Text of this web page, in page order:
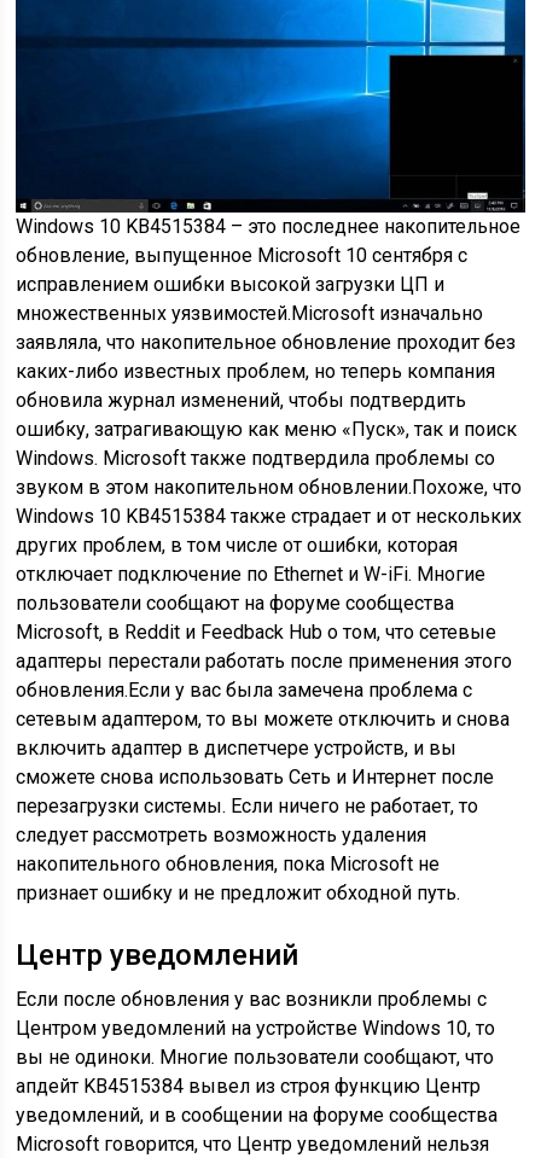
Windows 10 KB4515384 – это последнее накопительное
обновление, выпущенное Microsoft 10 сентября с
исправлением ошибки высокой загрузки ЦП и
множественных уязвимостей.Microsoft изначально
заявляла, что накопительное обновление проходит без
каких-либо известных проблем, но теперь компания
обновила журнал изменений, чтобы подтвердить
ошибку, затрагивающую как меню «Пуск», так и поиск
Windows. Microsoft также подтвердила проблемы со
звуком в этом накопительном обновлении.Похоже, что
Windows 10 KB4515384 также страдает и от нескольких
других проблем, в том числе от ошибки, которая
отключает подключение по Ethernet и W-iFi. Многие
пользователи сообщают на форуме сообщества
Microsoft, в Reddit и Feedback Hub о том, что сетевые
адаптеры перестали работать после применения этого
обновления.Если у вас была замечена проблема с
сетевым адаптером, то вы можете отключить и снова
включить адаптер в диспетчере устройств, и вы
сможете снова использовать Сеть и Интернет после
перезагрузки системы. Если ничего не работает, то
следует рассмотреть возможность удаления
накопительного обновления, пока Microsoft не
признает ошибку и не предложит обходной путь.
Центр уведомлений
Если после обновления у вас возникли проблемы с
Центром уведомлений на устройстве Windows 10, то
вы не одиноки. Многие пользователи сообщают, что
апдейт KB4515384 вывел из строя функцию Центр
уведомлений, и в сообщении на форуме сообщества
Microsoft говорится, что Центр уведомлений нельзя